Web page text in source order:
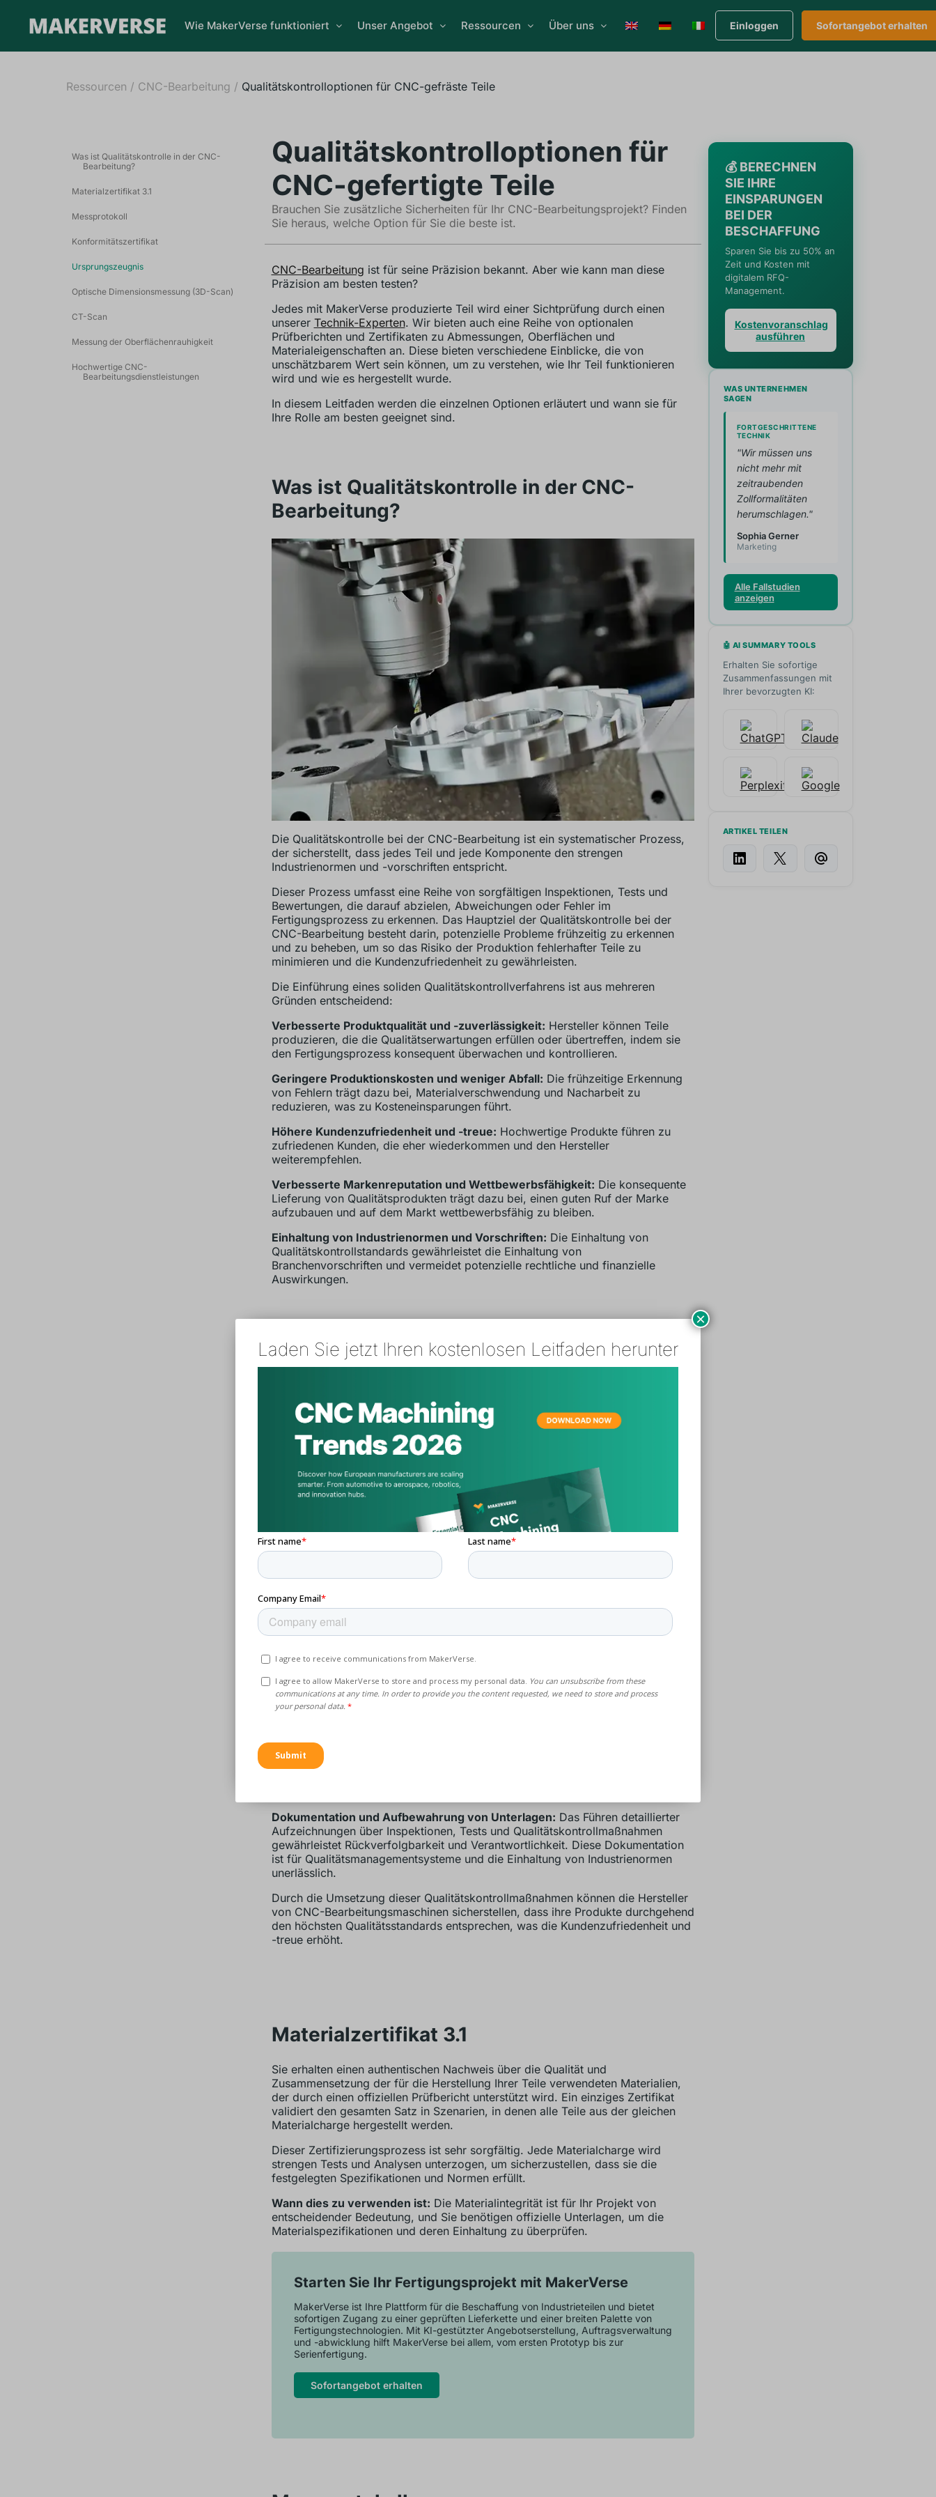
Wie MakerVerse funktioniert Unser Angebot Ressourcen Über uns Einloggen Sofortangebot erhalten
Ressourcen / CNC-Bearbeitung / Qualitätskontrolloptionen für CNC-gefräste Teile
Was ist Qualitätskontrolle in der CNC-
Bearbeitung?
Materialzertifikat 3.1
Messprotokoll
Konformitätszertifikat
Ursprungszeugnis
Optische Dimensionsmessung (3D-Scan)
CT-Scan
Messung der Oberflächenrauhigkeit
Hochwertige CNC-
Bearbeitungsdienstleistungen
Qualitätskontrolloptionen für
CNC-gefertigte Teile
Brauchen Sie zusätzliche Sicherheiten für Ihr CNC-Bearbeitungsprojekt? Finden
Sie heraus, welche Option für Sie die beste ist.
CNC-Bearbeitung ist für seine Präzision bekannt. Aber wie kann man diese
Präzision am besten testen?
Jedes mit MakerVerse produzierte Teil wird einer Sichtprüfung durch einen
unserer Technik-Experten. Wir bieten auch eine Reihe von optionalen
Prüfberichten und Zertifikaten zu Abmessungen, Oberflächen und
Materialeigenschaften an. Diese bieten verschiedene Einblicke, die von
unschätzbarem Wert sein können, um zu verstehen, wie Ihr Teil funktionieren
wird und wie es hergestellt wurde.
In diesem Leitfaden werden die einzelnen Optionen erläutert und wann sie für
Ihre Rolle am besten geeignet sind.
Was ist Qualitätskontrolle in der CNC-
Bearbeitung?
Die Qualitätskontrolle bei der CNC-Bearbeitung ist ein systematischer Prozess,
der sicherstellt, dass jedes Teil und jede Komponente den strengen
Industrienormen und -vorschriften entspricht.
Dieser Prozess umfasst eine Reihe von sorgfältigen Inspektionen, Tests und
Bewertungen, die darauf abzielen, Abweichungen oder Fehler im
Fertigungsprozess zu erkennen. Das Hauptziel der Qualitätskontrolle bei der
CNC-Bearbeitung besteht darin, potenzielle Probleme frühzeitig zu erkennen
und zu beheben, um so das Risiko der Produktion fehlerhafter Teile zu
minimieren und die Kundenzufriedenheit zu gewährleisten.
Die Einführung eines soliden Qualitätskontrollverfahrens ist aus mehreren
Gründen entscheidend:
Verbesserte Produktqualität und -zuverlässigkeit: Hersteller können Teile
produzieren, die die Qualitätserwartungen erfüllen oder übertreffen, indem sie
den Fertigungsprozess konsequent überwachen und kontrollieren.
Geringere Produktionskosten und weniger Abfall: Die frühzeitige Erkennung
von Fehlern trägt dazu bei, Materialverschwendung und Nacharbeit zu
reduzieren, was zu Kosteneinsparungen führt.
Höhere Kundenzufriedenheit und -treue: Hochwertige Produkte führen zu
zufriedenen Kunden, die eher wiederkommen und den Hersteller
weiterempfehlen.
Verbesserte Markenreputation und Wettbewerbsfähigkeit: Die konsequente
Lieferung von Qualitätsprodukten trägt dazu bei, einen guten Ruf der Marke
aufzubauen und auf dem Markt wettbewerbsfähig zu bleiben.
Einhaltung von Industrienormen und Vorschriften: Die Einhaltung von
Qualitätskontrollstandards gewährleistet die Einhaltung von
Branchenvorschriften und vermeidet potenzielle rechtliche und finanzielle
Auswirkungen.
Überblick über die Qualitätskontrolle von CNC-
Maschinen
Die Qualitätskontrolle von CNC-Maschinen umfasst ein umfassendes
Prüfverfahren, das von der anfänglichen Rohmaterialprüfung bis zur
abschließenden Produktprüfung reicht. Im Folgenden finden Sie einen kurzen
Überblick über die wichtigsten Phasen:
Kontrolle der Rohstoffe: Der erste Schritt im Qualitätskontrollprozess besteht
darin, sicherzustellen, dass die Rohstoffe die erforderlichen Spezifikationen
erfüllen. Dabei werden die Zusammensetzung und die Eigenschaften des
Materials sowie die Einhaltung der Industrienormen überprüft.
In-Process-Inspektion:Während des Bearbeitungsprozesses werden
Abmessungen, Toleranzen und Oberflächenbeschaffenheit kontinuierlich
überwacht, um sicherzustellen, dass die Teile gemäß den
Konstruktionsspezifikationen gefertigt werden.
Erste Artikelinspektion:
sicherzustellen, dass es alle Konstruktions- und Qualitätsanforderungen erfüllt.
Dieser Schritt ist entscheidend, um mögliche Probleme zu erkennen, bevor die
Endkontrolle durchgeführt, um sicherzustellen, dass sie alle Qualitätsstandards
und Spezifikationen erfüllen. Dabei werden unter anderem die Abmessungen,
die Oberflächenbeschaffenheit und andere kritische Parameter überprüft.
statistischer Methoden zur Überwachung und Steuerung des
Bearbeitungsprozesses. Dies hilft bei der Ermittlung von Trends und
Dokumentation und Aufbewahrung von Unterlagen: Das Führen detaillierter
Aufzeichnungen über Inspektionen, Tests und Qualitätskontrollmaßnahmen
gewährleistet Rückverfolgbarkeit und Verantwortlichkeit. Diese Dokumentation
ist für Qualitätsmanagementsysteme und die Einhaltung von Industrienormen
unerlässlich.
Durch die Umsetzung dieser Qualitätskontrollmaßnahmen können die Hersteller
von CNC-Bearbeitungsmaschinen sicherstellen, dass ihre Produkte durchgehend
den höchsten Qualitätsstandards entsprechen, was die Kundenzufriedenheit und
-treue erhöht.
Materialzertifikat 3.1
Sie erhalten einen authentischen Nachweis über die Qualität und
Zusammensetzung der für die Herstellung Ihrer Teile verwendeten Materialien,
der durch einen offiziellen Prüfbericht unterstützt wird. Ein einziges Zertifikat
validiert den gesamten Satz in Szenarien, in denen alle Teile aus der gleichen
Materialcharge hergestellt werden.
Dieser Zertifizierungsprozess ist sehr sorgfältig. Jede Materialcharge wird
strengen Tests und Analysen unterzogen, um sicherzustellen, dass sie die
festgelegten Spezifikationen und Normen erfüllt.
Wann dies zu verwenden ist: Die Materialintegrität ist für Ihr Projekt von
entscheidender Bedeutung, und Sie benötigen offizielle Unterlagen, um die
Materialspezifikationen und deren Einhaltung zu überprüfen.
Starten Sie Ihr Fertigungsprojekt mit MakerVerse
MakerVerse ist Ihre Plattform für die Beschaffung von Industrieteilen und bietet
sofortigen Zugang zu einer geprüften Lieferkette und einer breiten Palette von
Fertigungstechnologien. Mit KI-gestützter Angebotserstellung, Auftragsverwaltung
und -abwicklung hilft MakerVerse bei allem, vom ersten Prototyp bis zur
Serienfertigung.
Sofortangebot erhalten
💰 BERECHNEN
SIE IHRE
EINSPARUNGEN
BEI DER
BESCHAFFUNG
Sparen Sie bis zu 50% an
Zeit und Kosten mit
digitalem RFQ-
Management.
Kostenvoranschlag
ausführen
WAS UNTERNEHMEN
SAGEN
FORTGESCHRITTENE
TECHNIK
"Wir müssen uns
nicht mehr mit
zeitraubenden
Zollformalitäten
herumschlagen."
Sophia Gerner
Marketing
Alle Fallstudien
anzeigen
🤖 AI SUMMARY TOOLS
Erhalten Sie sofortige
Zusammenfassungen mit
Ihrer bevorzugten KI:
ARTIKEL TEILEN
Laden Sie jetzt Ihren kostenlosen Leitfaden herunter
×